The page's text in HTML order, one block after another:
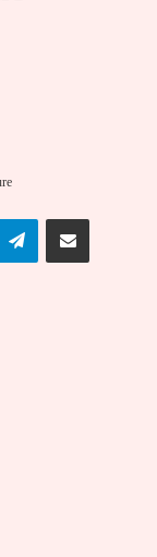
TelegramPartager par email